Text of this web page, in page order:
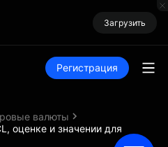
Загрузить
Регистрация
валюты
оценке и значении для